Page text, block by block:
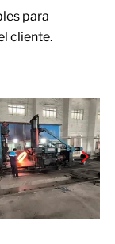
para
cliente.